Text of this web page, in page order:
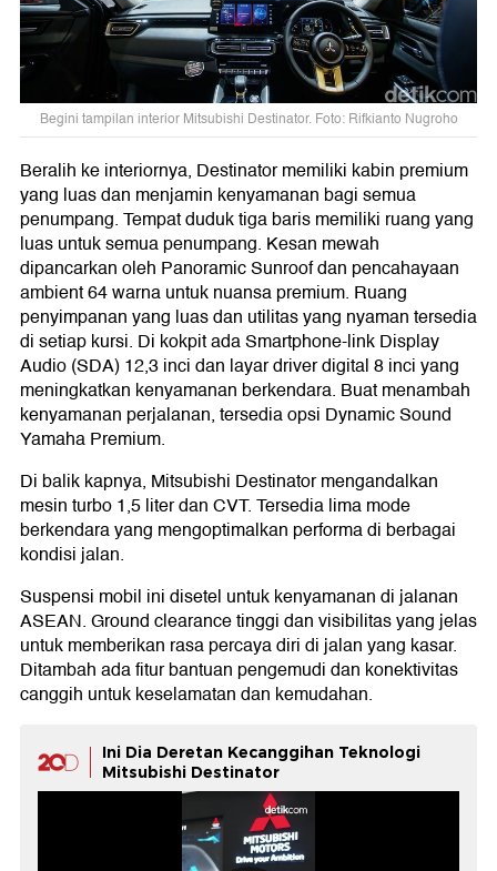
Begini tampilan interior Mitsubishi Destinator. Foto: Rifkianto Nugroho
Beralih ke interiornya, Destinator memiliki kabin premium
yang luas dan menjamin kenyamanan bagi semua
penumpang. Tempat duduk tiga baris memiliki ruang yang
luas untuk semua penumpang. Kesan mewah
dipancarkan oleh Panoramic Sunroof dan pencahayaan
ambient 64 warna untuk nuansa premium. Ruang
penyimpanan yang luas dan utilitas yang nyaman tersedia
di setiap kursi. Di kokpit ada Smartphone-link Display
Audio (SDA) 12,3 inci dan layar driver digital 8 inci yang
meningkatkan kenyamanan berkendara. Buat menambah
kenyamanan perjalanan, tersedia opsi Dynamic Sound
Yamaha Premium.
Di balik kapnya, Mitsubishi Destinator mengandalkan
mesin turbo 1,5 liter dan CVT. Tersedia lima mode
berkendara yang mengoptimalkan performa di berbagai
kondisi jalan.
Suspensi mobil ini disetel untuk kenyamanan di jalanan
ASEAN. Ground clearance tinggi dan visibilitas yang jelas
untuk memberikan rasa percaya diri di jalan yang kasar.
Ditambah ada fitur bantuan pengemudi dan konektivitas
canggih untuk keselamatan dan kemudahan.
Ini Dia Deretan Kecanggihan Teknologi
Mitsubishi Destinator